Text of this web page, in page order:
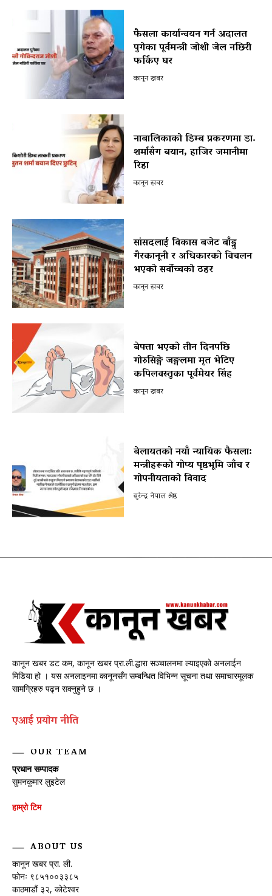
फैसला कार्यान्वयन गर्न अदालत
पुगेका पूर्वमन्त्री जोशी जेल नछिरी
फर्किए घर
कानून खबर
नाबालिकाको डिम्ब प्रकरणमा डा.
शर्मासँग बयान, हाजिर जमानीमा
रिहा
कानून खबर
सांसदलाई विकास बजेट बाँड्नु
गैरकानूनी र अधिकारको विचलन
भएको सर्वोच्चको ठहर
कानून खबर
बेपत्ता भएको तीन दिनपछि
गोरुसिङ्गे जङ्गलमा मृत भेटिए
कपिलवस्तुका पूर्वमेयर सिंह
कानून खबर
बेलायतको नयाँ न्यायिक फैसला:
मन्त्रीहरूको गोप्य पृष्ठभूमि जाँच र
गोपनीयताको विवाद
सुरेन्द्र नेपाल श्रेष्ठ
कानून खबर डट कम, कानून खबर प्रा.ली.द्धारा सञ्चालनमा ल्याइएको अनलाईन
मिडिया हो । यस अनलाइनमा कानूनसँग सम्बन्धित विभिन्न सूचना तथा समाचारमूलक
सामग्रिहरु पढ्न सक्नुहुने छ ।
एआई प्रयाेग नीति
OUR TEAM
प्रधान सम्पादक
सुमनकुमार लुइटेल
हाम्रो टिम
ABOUT US
कानून खबर प्रा. ली.
फोनः ९८५१००३३८५
काठमाडौं ३२, कोटेश्वर